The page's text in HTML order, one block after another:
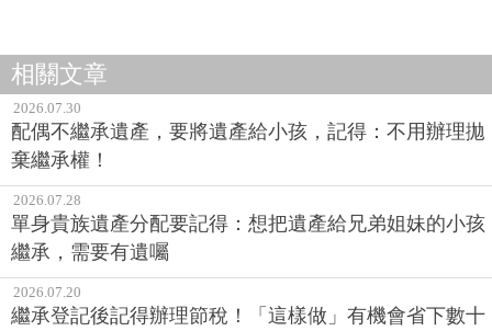
相關文章
2026.07.30
配偶不繼承遺產，要將遺產給小孩，記得：不用辦理拋
棄繼承權！
2026.07.28
單身貴族遺產分配要記得：想把遺產給兄弟姐妹的小孩
繼承，需要有遺囑
2026.07.20
繼承登記後記得辦理節稅！「這樣做」有機會省下數十